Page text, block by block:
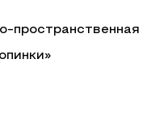
пространственная